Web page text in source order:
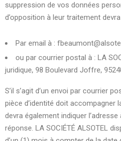
suppression de vos données
d’opposition à leur traitement
Par email à :
ou par courrier postal à : LA
juridique, 98 Boulevard Joffre,
S’il s’agit d’un envoi par courrier
pièce d’identité doit accompagner
devra également indiquer
réponse. LA SOCIÉTÉ ALSOTEL